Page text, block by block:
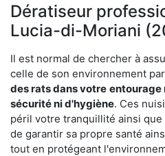
Dératiseur
Lucia-di-Moriani
Il est normal de chercher à
celle de son environnement
des rats dans votre entourage
sécurité ni d'hygiène. Ces
péril votre tranquillité ainsi
de garantir sa propre santé
tout en protégeant